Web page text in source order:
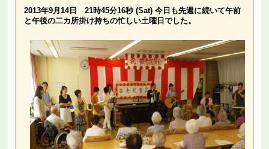
2013年9月14日 21時45分16秒 (Sat) 今日も先週に続いて午前
と午後の二カ所掛け持ちの忙しい土曜日でした。